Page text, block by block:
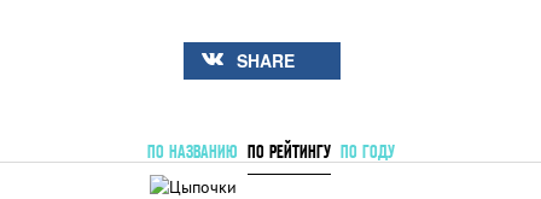
SHARE
ПО НАЗВАНИЮ ПО РЕЙТИНГУ ПО ГОДУ